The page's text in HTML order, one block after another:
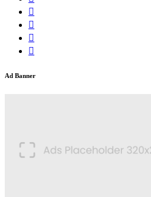
Ad Banner